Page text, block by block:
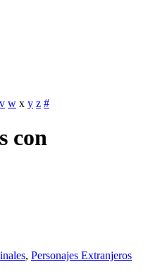
v w x y z #
con
, Personajes Extranjeros